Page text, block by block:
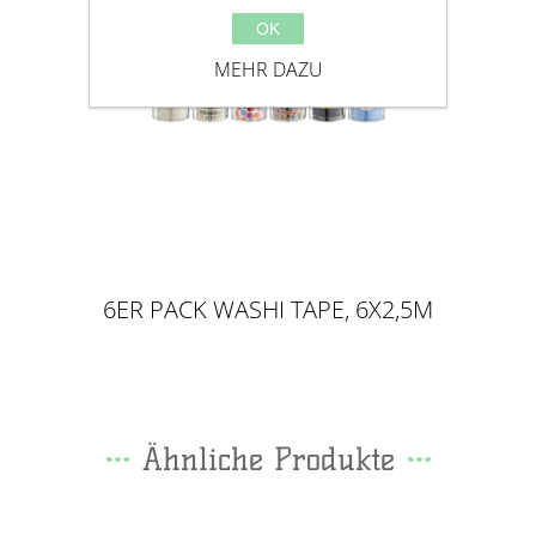
6ER PACK WASHI TAPE, 6X2,5M
Ähnliche Produkte
OK
MEHR DAZU